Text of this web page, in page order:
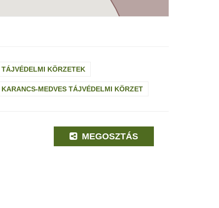
TÁJVÉDELMI KÖRZETEK
KARANCS-MEDVES TÁJVÉDELMI KÖRZET
MEGOSZTÁS